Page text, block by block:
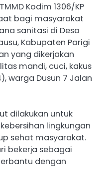
Kodim 1306/KP
bagi masyarakat
sanitasi di Desa
Kabupaten Parigi
yang dikerjakan
mandi, cuci, kakus
warga Dusun 7 Jalan
dilakukan untuk
lingkungan
sehat masyarakat.
bekerja sebagai
dengan